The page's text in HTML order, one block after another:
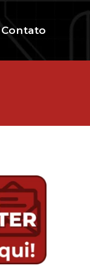
Contato